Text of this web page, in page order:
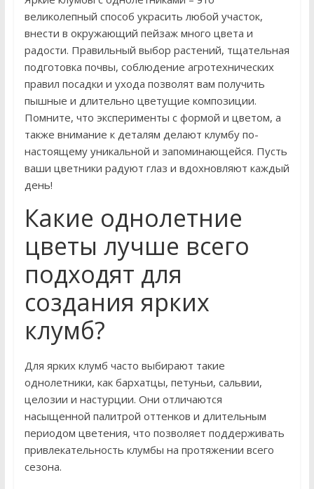
великолепный способ украсить любой участок,
внести в окружающий пейзаж много цвета и
радости. Правильный выбор растений, тщательная
подготовка почвы, соблюдение агротехнических
правил посадки и ухода позволят вам получить
пышные и длительно цветущие композиции.
Помните, что эксперименты с формой и цветом, а
также внимание к деталям делают клумбу по-
настоящему уникальной и запоминающейся. Пусть
ваши цветники радуют глаз и вдохновляют каждый
день!
Какие однолетние
цветы лучше всего
подходят для
создания ярких
клумб?
Для ярких клумб часто выбирают такие
однолетники, как бархатцы, петуньи, сальвии,
целозии и настурции. Они отличаются
насыщенной палитрой оттенков и длительным
периодом цветения, что позволяет поддерживать
привлекательность клумбы на протяжении всего
сезона.